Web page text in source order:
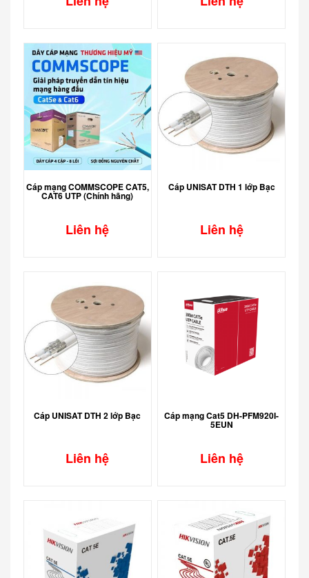
Cáp mạng COMMSCOPE CAT5,
CAT6 UTP (Chính hãng)
Liên hệ
Cáp UNISAT DTH 1 lớp Bạc
Liên hệ
Cáp UNISAT DTH 2 lớp Bạc
Liên hệ
Cáp mạng Cat5 DH-PFM920I-
5EUN
Liên hệ